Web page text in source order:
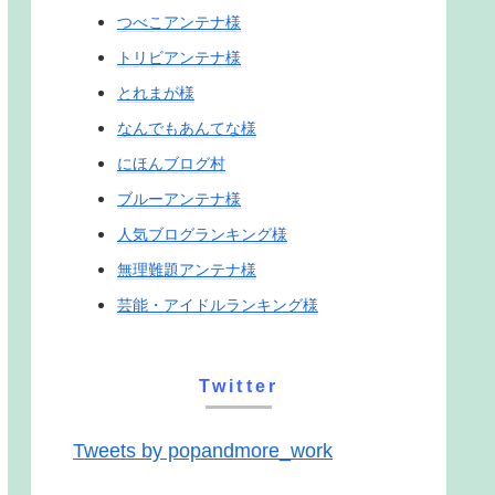
つべこアンテナ様
トリビアンテナ様
とれまが様
なんでもあんてな様
にほんブログ村
ブルーアンテナ様
人気ブログランキング様
無理難題アンテナ様
芸能・アイドルランキング様
Twitter
Tweets by popandmore_work